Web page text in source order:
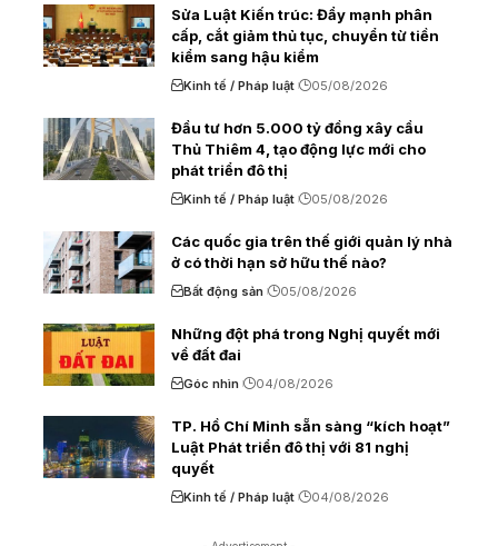
Sửa Luật Kiến trúc: Đẩy mạnh phân
cấp, cắt giảm thủ tục, chuyển từ tiền
kiểm sang hậu kiểm
Kinh tế / Pháp luật 05/08/2026
Đầu tư hơn 5.000 tỷ đồng xây cầu
Thủ Thiêm 4, tạo động lực mới cho
phát triển đô thị
Kinh tế / Pháp luật 05/08/2026
Các quốc gia trên thế giới quản lý nhà
ở có thời hạn sở hữu thế nào?
Bất động sản 05/08/2026
Những đột phá trong Nghị quyết mới
về đất đai
Góc nhìn 04/08/2026
TP. Hồ Chí Minh sẵn sàng “kích hoạt”
Luật Phát triển đô thị với 81 nghị
quyết
Kinh tế / Pháp luật 04/08/2026